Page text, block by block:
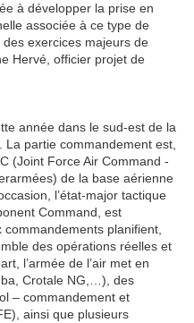
à développer la prise en
associée à ce type de
exercices majeurs de
Hervé, officier projet de
année dans le sud-est de la
partie commandement est,
(Joint Force Air Command -
de la base aérienne
l’état-major tactique
Command, est
planifient,
des opérations réelles et
l’armée de l’air met en
Crotale NG,…), des
– commandement et
ainsi que plusieurs